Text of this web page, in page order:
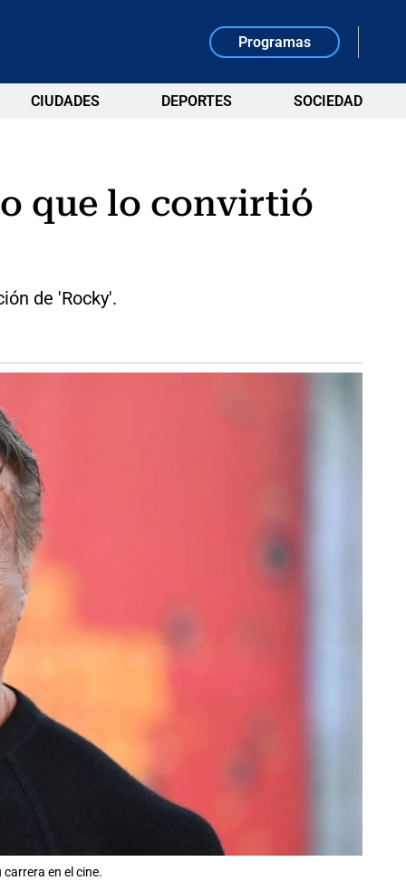
Programas
CIUDADES DEPORTES SOCIEDAD
que lo convirtió
de 'Rocky'.
en el cine.